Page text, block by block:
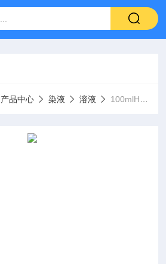
产品中心 染液 溶液 100mlHEPES-CHAPS缓冲液